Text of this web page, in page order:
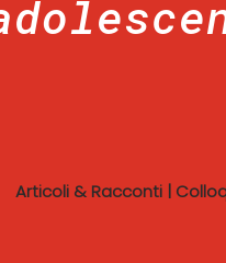
Articoli & Racconti |